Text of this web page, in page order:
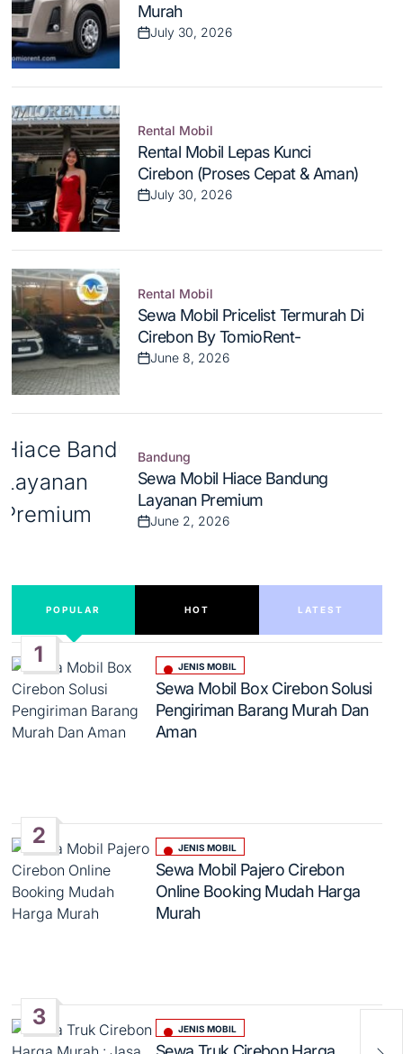
Murah
Post
July 30, 2026
Posted
in
Rental Mobil
Rental Mobil Lepas Kunci
Cirebon (Proses Cepat & Aman)
Post
July 30, 2026
Posted
in
Rental Mobil
Sewa Mobil Pricelist Termurah Di
Cirebon By TomioRent-
Post
June 8, 2026
Posted
in
Bandung
Sewa Mobil Hiace Bandung
Layanan Premium
Post
June 2, 2026
POPULAR HOT LATEST
1
Posted
in
JENIS MOBIL
Sewa Mobil Box Cirebon Solusi
Pengiriman Barang Murah Dan
Aman
2
Posted
in
JENIS MOBIL
Sewa Mobil Pajero Cirebon
Online Booking Mudah Harga
Murah
3
PostedJENIS MOBIL